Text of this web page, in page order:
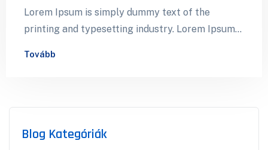
Lorem Ipsum is simply dummy text of the
printing and typesetting industry. Lorem Ipsum
Tovább
Blog Kategóriák